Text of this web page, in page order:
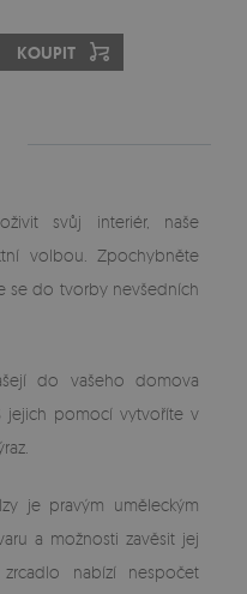
KOUPIT
svůj interiér, naše
volbou. Zpochybněte
se do tvorby nevšedních
do vašeho domova
jejich pomocí vytvoříte v
je pravým uměleckým
a možnosti zavěsit jej
nabízí nespočet